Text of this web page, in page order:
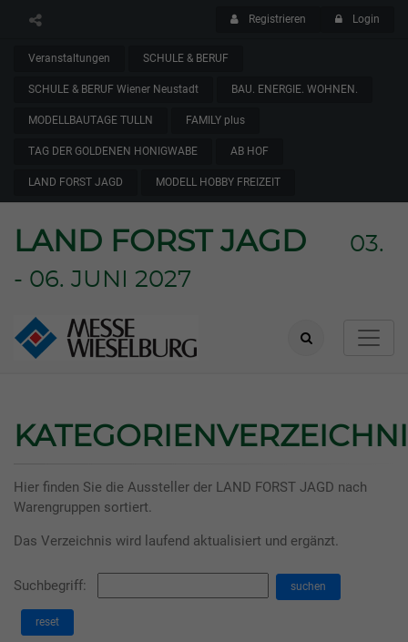
Registrieren Login
Veranstaltungen SCHULE & BERUF
SCHULE & BERUF Wiener Neustadt BAU. ENERGIE. WOHNEN.
MODELLBAUTAGE TULLN FAMILY plus
TAG DER GOLDENEN HONIGWABE AB HOF
LAND FORST JAGD MODELL HOBBY FREIZEIT
LAND FORST JAGD
03.
- 06. JUNI 2027
Hier finden Sie die Aussteller der LAND FORST JAGD nach
Warengruppen sortiert.
Das Verzeichnis wird laufend aktualisiert und ergänzt.
Suchbegriff: suchen
reset